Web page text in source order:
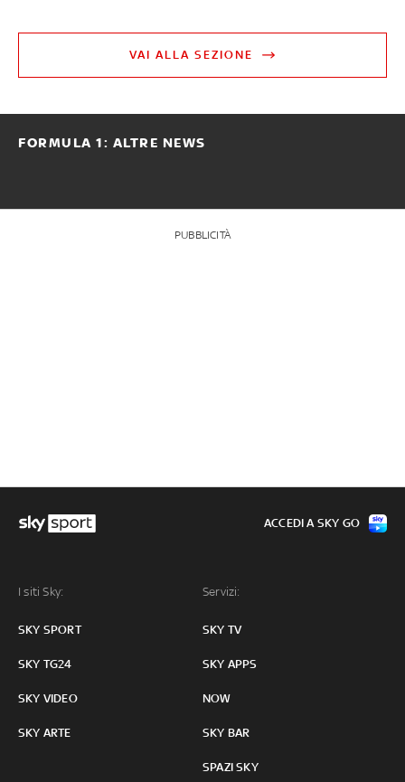
VAI ALLA SEZIONE
FORMULA 1: ALTRE NEWS
PUBBLICITÀ
I siti Sky:
SKY SPORT
SKY TG24
SKY VIDEO
SKY ARTE
Servizi:
SKY TV
SKY APPS
NOW
SKY BAR
SPAZI SKY
ACCEDI A SKY GO